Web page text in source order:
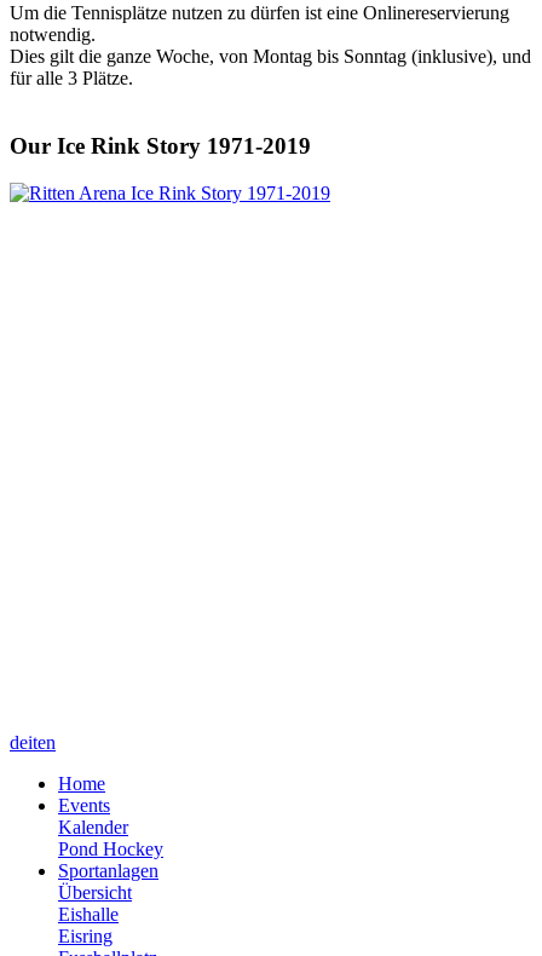
Um die Tennisplätze nutzen zu dürfen ist eine Onlinereservierung
notwendig.
Dies gilt die ganze Woche, von Montag bis Sonntag (inklusive), und
für alle 3 Plätze.
Our Ice Rink Story 1971-2019
deiten
Home
Events
Kalender
Pond Hockey
Sportanlagen
Übersicht
Eishalle
Eisring